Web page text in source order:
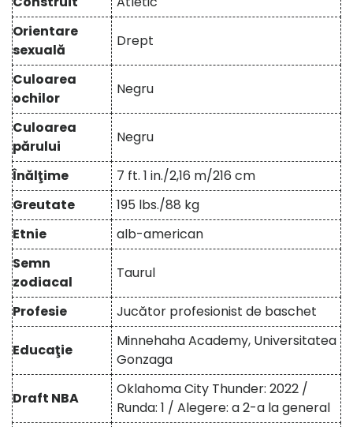
Orientare
sexuală
Drept
Culoarea
ochilor
Negru
Culoarea
părului
Negru
Înălţime
7 ft. 1 in./2,16 m/216 cm
Greutate
195 lbs./88 kg
Etnie
alb-american
Semn
zodiacal
Taurul
Profesie Jucător profesionist de baschet
Educaţie
Minnehaha Academy, Universitatea
Gonzaga
Draft NBA
Oklahoma City Thunder: 2022 /
Runda: 1 / Alegere: a 2-a la general